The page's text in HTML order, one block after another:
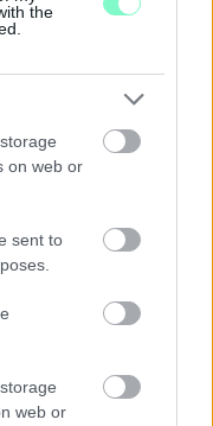
the
on web or
sent to
web or
készülnek a
Szólj hozzá!